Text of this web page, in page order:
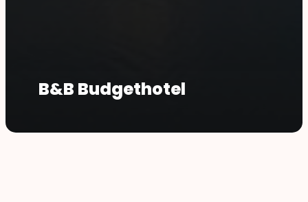
B&B Budgethotel